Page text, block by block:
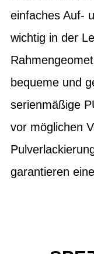
einfaches Auf-
wichtig in der
bequeme und
serienmäßige
vor möglichen
garantieren